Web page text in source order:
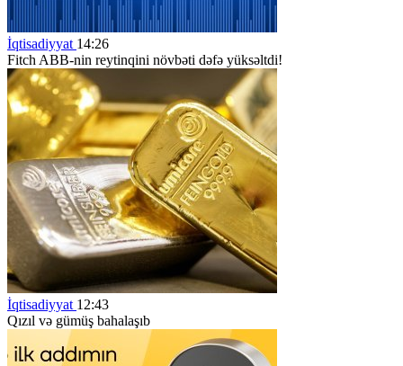
İqtisadiyyat 14:26
Fitch ABB-nin reytinqini növbəti dəfə yüksəltdi!
İqtisadiyyat 12:43
Qızıl və gümüş bahalaşıb